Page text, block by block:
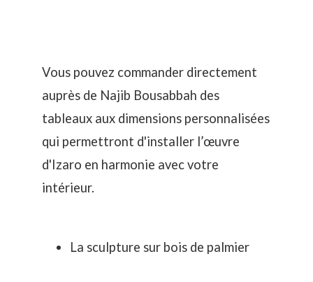
Vous pouvez commander directement
auprès de Najib Bousabbah des
tableaux aux dimensions personnalisées
qui permettront d'installer l’œuvre
d'Izaro en harmonie avec votre
intérieur.
La sculpture sur bois de palmier